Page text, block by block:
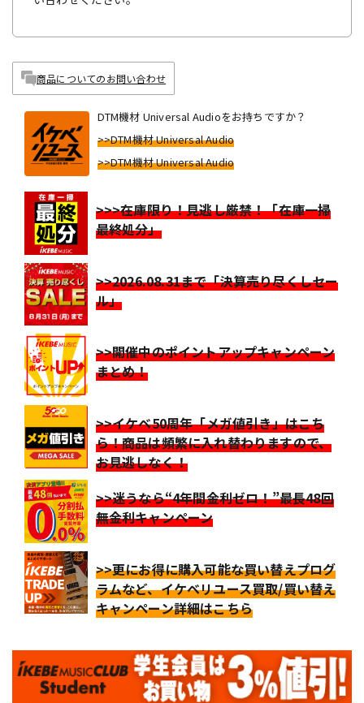
商品についてのお問い合わせ
DTM機材 Universal Audioをお持ちですか？
>>DTM機材 Universal Audio
>>DTM機材 Universal Audio
>>>在庫限り！見逃し厳禁！「在庫一掃
最終処分」
>>2026.08.31まで「決算売り尽くしセー
ル」
>>開催中のポイントアップキャンペーン
まとめ！
>>イケベ50周年「メガ値引き」はこち
ら！商品は頻繁に入れ替わりますので、
お見逃しなく！
>>迷うなら“4年間金利ゼロ！”最長48回
無金利キャンペーン
>>更にお得に購入可能な買い替えプログ
ラムなど、イケベリユース買取/買い替え
キャンペーン詳細はこちら